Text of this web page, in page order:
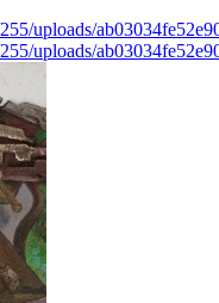
uploads/
uploads/